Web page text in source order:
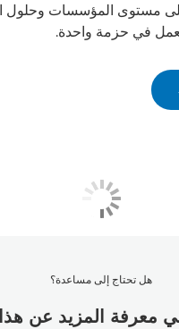
مستوى المؤسسات وحلول
في حزمة واحدة.
هل تحتاج إلى مساعدة؟
المزيد عن هذا